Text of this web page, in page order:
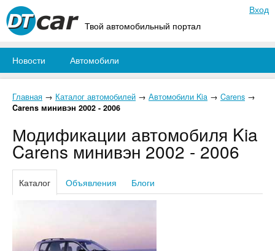
Твой автомобильный портал
Вход
Новости Автомобили
Главная → Каталог автомобилей → Автомобили Kia → Carens →
Carens минивэн 2002 - 2006
Модификации автомобиля Kia
Carens минивэн 2002 - 2006
Каталог Объявления Блоги